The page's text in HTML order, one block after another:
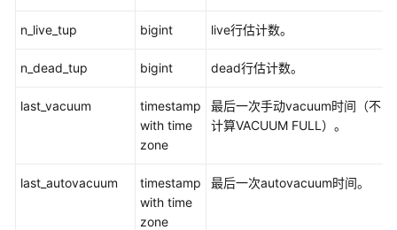
数
迁
与
开
n_live_tup bigint live行估计数。
n_dead_tup bigint dead行估计数。
last_vacuum
timestamp
with time
zone
最后一次手动vacuum时间（不
计算VACUUM FULL）。
last_autovacuum
timestamp
with time
zone
最后一次autovacuum时间。